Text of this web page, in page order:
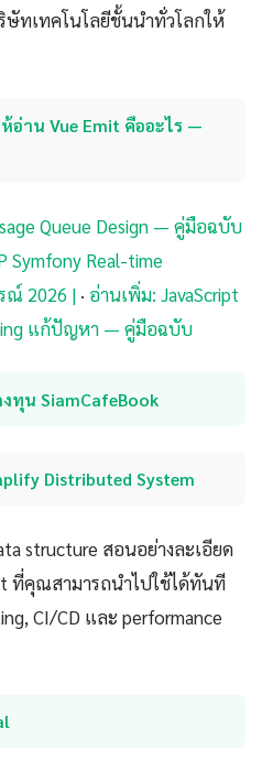
ษัทเทคโนโลยีชั้นนำทั่วโลกให้
อ่าน Vue Emit คืออะไร —
Queue Design — คู่มือฉบับ
Symfony Real-time
ณ์ 2026 | · อ่านเพิ่ม: JavaScript
แก้ปัญหา — คู่มือฉบับ
ทุน SiamCafeBook
Distributed System
structure สอนอย่างละเอียด
ที่คุณสามารถนำไปใช้ได้ทันที
CI/CD และ performance